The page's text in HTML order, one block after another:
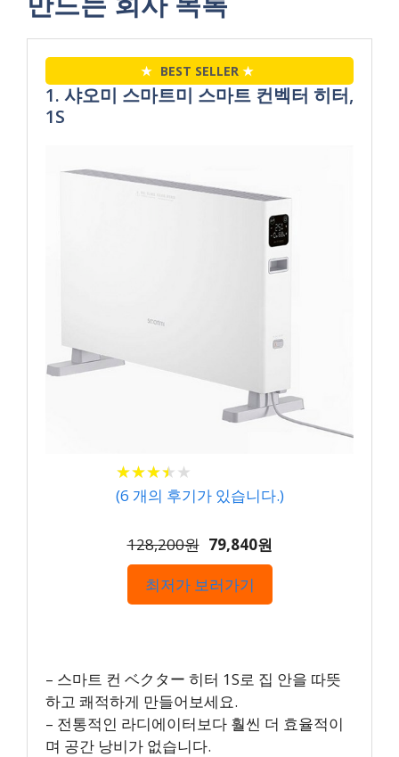
★ BEST SELLER ★
1. 샤오미 스마트미 스마트 컨벡터 히터,
1S
★★★★ ★
★★★★ ★
(6 개의 후기가 있습니다.)
128,200원 79,840원
최저가 보러가기
– 스마트 컨 ベクター 히터 1S로 집 안을 따뜻
하고 쾌적하게 만들어보세요.
– 전통적인 라디에이터보다 훨씬 더 효율적이
며 공간 낭비가 없습니다.